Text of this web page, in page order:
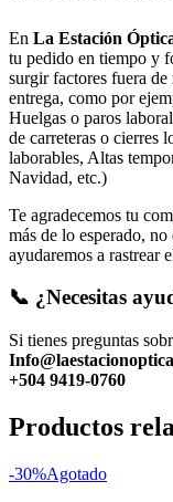
En La Estación
tu pedido en tiempo y
surgir factores fuera de
entrega, como por
Huelgas o paros
de carreteras o cierres
laborables, Altas
Navidad, etc.)
Te agradecemos tu
más de lo esperado,
ayudaremos a rastrear
📞 ¿Necesitas
Si tienes preguntas
+504 9419-0760
Productos
-30%Agotado